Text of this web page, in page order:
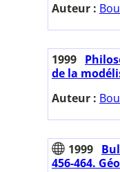
Auteur :
1999
de la
Auteur :
1999
456-464.